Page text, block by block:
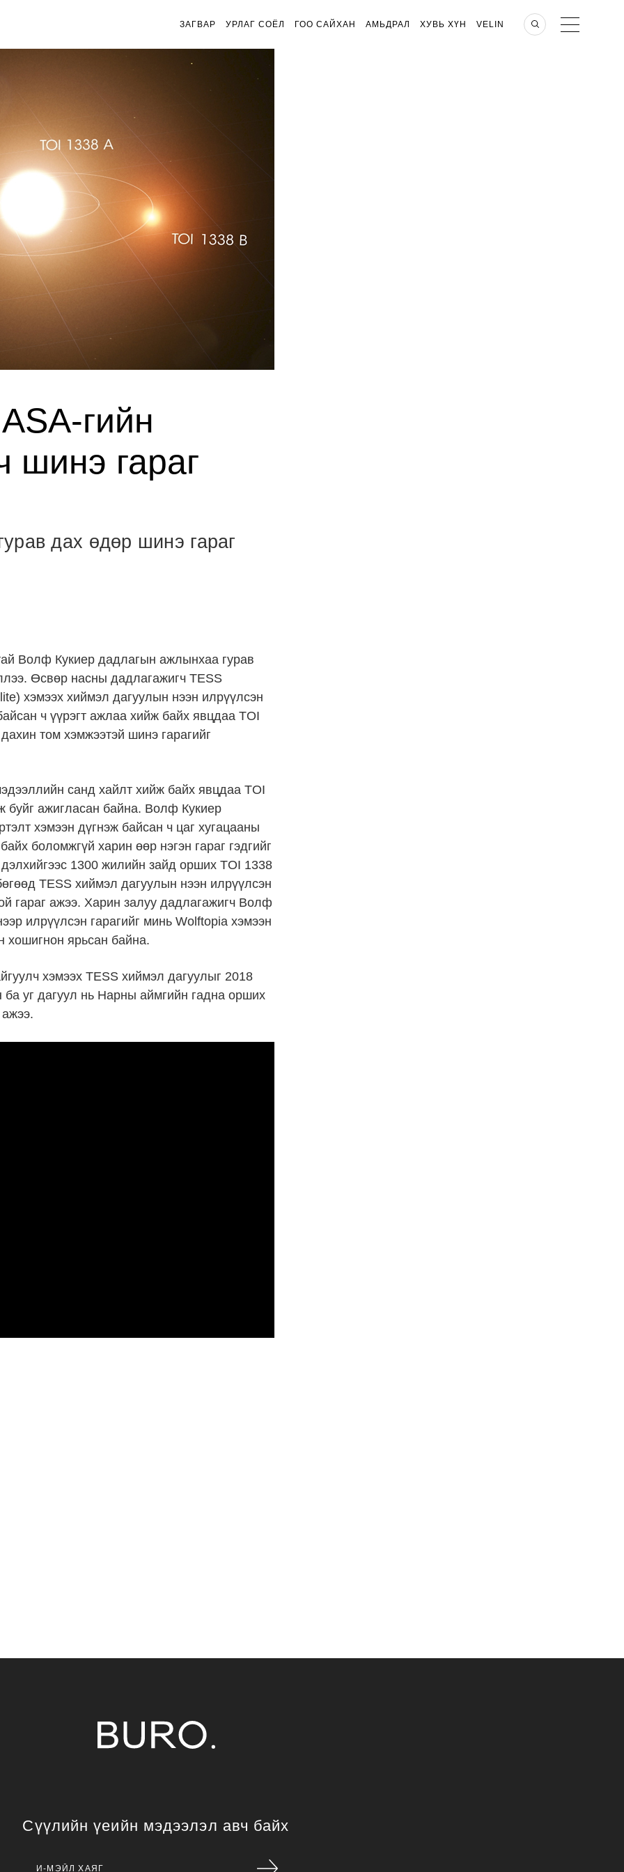
ЗАГВАР УРЛАГ СОЁЛ ГОО САЙХАН АМЬДРАЛ ХУВЬ ХҮН VELIN
гийн
шинэ гараг
дах өдөр шинэ гараг
Волф Кукиер дадлагын ажлынхаа гурав
Өсвөр насны дадлагажигч TESS
хэмээх хиймэл дагуулын нээн илрүүлсэн
ч үүрэгт ажлаа хийж байх явцдаа TOI
том хэмжээтэй шинэ гарагийг
санд хайлт хийж байх явцдаа TOI
буйг ажигласан байна. Волф Кукиер
хэмээн дүгнэж байсан ч цаг хугацааны
боломжгүй харин өөр нэгэн гараг гэдгийг
1300 жилийн зайд орших TOI 1338
TESS хиймэл дагуулын нээн илрүүлсэн
гараг ажээ. Харин залуу дадлагажигч Волф
илрүүлсэн гарагийг минь Wolftopia хэмээн
хошигнон ярьсан байна.
хэмээх TESS хиймэл дагуулыг 2018
ба уг дагуул нь Нарны аймгийн гадна орших
Сүүлийн үеийн мэдээлэл авч байх